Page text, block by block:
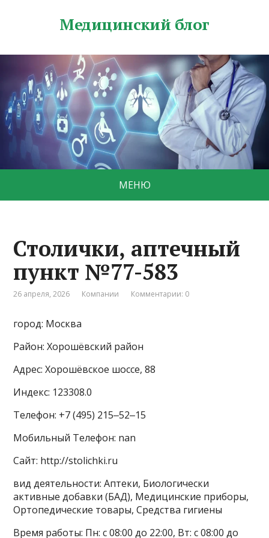
Медицинский блог
МЕНЮ
Столички, аптечный
пункт №77-583
26 апреля, 2026 Компании Комментарии: 0
город: Москва
Район: Хорошёвский район
Адрес: Хорошёвское шоссе, 88
Индекс: 123308.0
Телефон: +7 (495) 215‒52‒15
Мобильный Телефон: nan
Сайт: http://stolichki.ru
вид деятельности: Аптеки, Биологически
активные добавки (БАД), Медицинские приборы,
Ортопедические товары, Средства гигиены
Время работы: Пн: с 08:00 до 22:00, Вт: с 08:00 до